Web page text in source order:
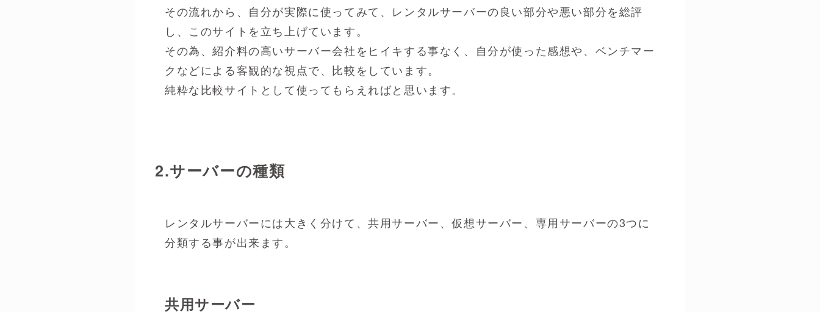
その流れから、自分が実際に使ってみて、レンタルサーバーの良い部分や悪い部分を総評
し、このサイトを立ち上げています。
その為、紹介料の高いサーバー会社をヒイキする事なく、自分が使った感想や、ベンチマー
クなどによる客観的な視点で、比較をしています。
純粋な比較サイトとして使ってもらえればと思います。
2.サーバーの種類
レンタルサーバーには大きく分けて、共用サーバー、仮想サーバー、専用サーバーの3つに
分類する事が出来ます。
共用サーバー